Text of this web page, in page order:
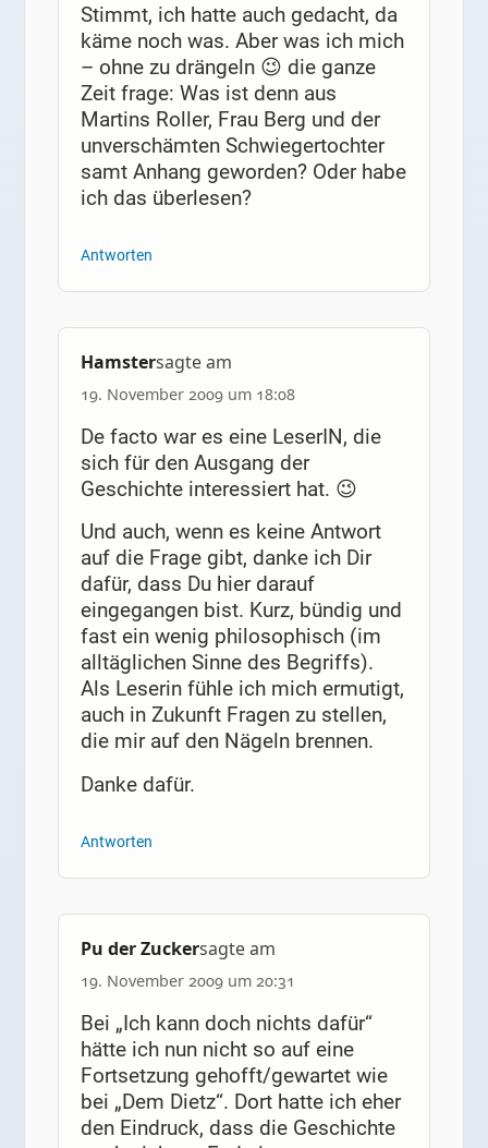
Stimmt, ich hatte auch gedacht, da
käme noch was. Aber was ich mich
– ohne zu drängeln 😉 die ganze
Zeit frage: Was ist denn aus
Martins Roller, Frau Berg und der
unverschämten Schwiegertochter
samt Anhang geworden? Oder habe
ich das überlesen?
Antworten
Hamstersagte am
19. November 2009 um 18:08
De facto war es eine LeserIN, die
sich für den Ausgang der
Geschichte interessiert hat. 😉
Und auch, wenn es keine Antwort
auf die Frage gibt, danke ich Dir
dafür, dass Du hier darauf
eingegangen bist. Kurz, bündig und
fast ein wenig philosophisch (im
alltäglichen Sinne des Begriffs).
Als Leserin fühle ich mich ermutigt,
auch in Zukunft Fragen zu stellen,
die mir auf den Nägeln brennen.
Danke dafür.
Antworten
Pu der Zuckersagte am
19. November 2009 um 20:31
Bei „Ich kann doch nichts dafür“
hätte ich nun nicht so auf eine
Fortsetzung gehofft/gewartet wie
bei „Dem Dietz“. Dort hatte ich eher
den Eindruck, dass die Geschichte